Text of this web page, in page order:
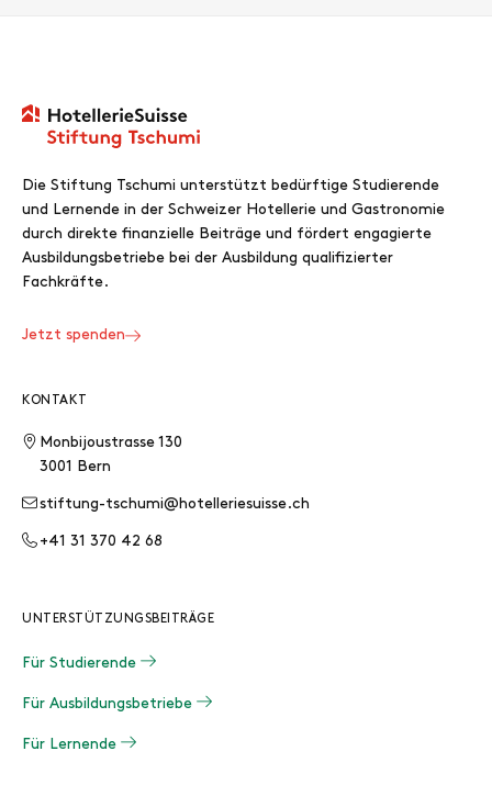
Die Stiftung Tschumi unterstützt bedürftige Studierende
und Lernende in der Schweizer Hotellerie und Gastronomie
durch direkte finanzielle Beiträge und fördert engagierte
Ausbildungsbetriebe bei der Ausbildung qualifizierter
Fachkräfte.
Jetzt spenden
KONTAKT
Monbijoustrasse 130
3001 Bern
stiftung-tschumi@hotelleriesuisse.ch
+41 31 370 42 68
UNTERSTÜTZUNGSBEITRÄGE
Für Studierende
Für Ausbildungsbetriebe
Für Lernende